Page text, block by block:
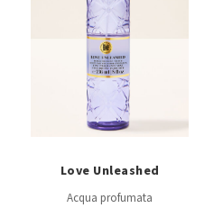
Love Unleashed
Acqua profumata